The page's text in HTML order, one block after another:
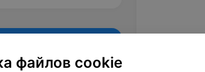
файлов cookie